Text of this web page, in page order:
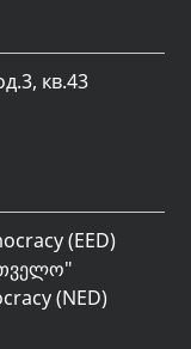
кв.43
(EED)
"
(NED)